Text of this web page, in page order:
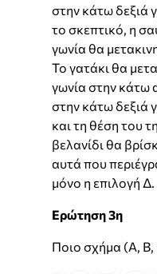
στην κάτω δεξιά
το σκεπτικό, η
γωνία θα
Το γατάκι θα
γωνία στην κάτω
στην κάτω δεξιά
και τη θέση του
βελανίδι θα
αυτά που
μόνο η επιλογή Δ.
Ερώτηση 3η
Ποιο σχήμα (Α, Β,